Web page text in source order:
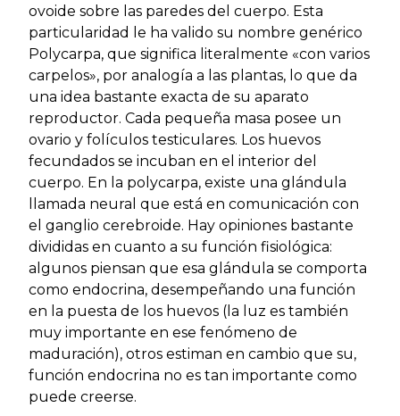
ovoide sobre las paredes del cuerpo. Esta
particularidad le ha valido su nombre genérico
Polycarpa, que significa literalmente «con varios
carpelos», por analogía a las plantas, lo que da
una idea bastante exacta de su aparato
reproductor. Cada pequeña masa posee un
ovario y folículos testiculares. Los huevos
fecundados se incuban en el interior del
cuerpo. En la polycarpa, existe una glándula
llamada neural que está en comunicación con
el ganglio cerebroide. Hay opiniones bastante
divididas en cuanto a su función fisiológica:
algunos piensan que esa glándula se comporta
como endocrina, desempeñando una función
en la puesta de los huevos (la luz es también
muy importante en ese fenómeno de
maduración), otros estiman en cambio que su,
función endocrina no es tan importante como
puede creerse.